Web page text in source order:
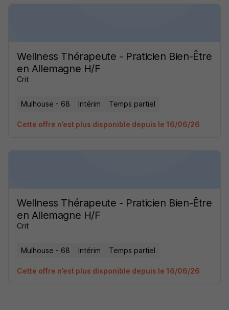
Wellness Thérapeute - Praticien Bien-Être
en Allemagne H/F
Crit
Mulhouse - 68 Intérim Temps partiel
Cette offre n’est plus disponible depuis le 16/06/26
Wellness Thérapeute - Praticien Bien-Être
en Allemagne H/F
Crit
Mulhouse - 68 Intérim Temps partiel
Cette offre n’est plus disponible depuis le 16/06/26